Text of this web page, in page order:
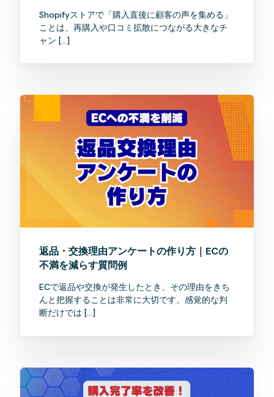
Shopifyストアで「購入直後に顧客の声を集める」
ことは、再購入や口コミ拡散につながる大きなチ
ャン […]
返品・交換理由アンケートの作り方｜ECの
不満を減らす質問例
ECで返品や交換が発生したとき、その理由をきち
んと把握することは非常に大切です。感覚的な判
断だけでは […]